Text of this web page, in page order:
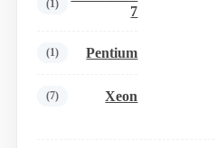
7
(1)
Pentium
(1)
Xeon
(7)